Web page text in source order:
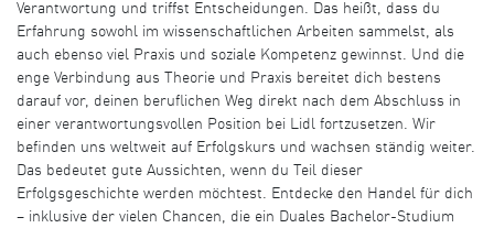
Verantwortung und triffst Entscheidungen. Das heißt, dass du
Erfahrung sowohl im wissenschaftlichen Arbeiten sammelst, als
auch ebenso viel Praxis und soziale Kompetenz gewinnst. Und die
enge Verbindung aus Theorie und Praxis bereitet dich bestens
darauf vor, deinen beruflichen Weg direkt nach dem Abschluss in
einer verantwortungsvollen Position bei Lidl fortzusetzen. Wir
befinden uns weltweit auf Erfolgskurs und wachsen ständig weiter.
Das bedeutet gute Aussichten, wenn du Teil dieser
Erfolgsgeschichte werden möchtest. Entdecke den Handel für dich
– inklusive der vielen Chancen, die ein Duales Bachelor-Studium